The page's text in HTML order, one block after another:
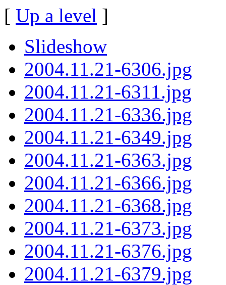
[ Up a level ]
Slideshow
2004.11.21-6306.jpg
2004.11.21-6311.jpg
2004.11.21-6336.jpg
2004.11.21-6349.jpg
2004.11.21-6363.jpg
2004.11.21-6366.jpg
2004.11.21-6368.jpg
2004.11.21-6373.jpg
2004.11.21-6376.jpg
2004.11.21-6379.jpg